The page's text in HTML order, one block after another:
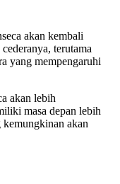
akan kembali
terutama
yang mempengaruhi
akan lebih
masa depan lebih
akan